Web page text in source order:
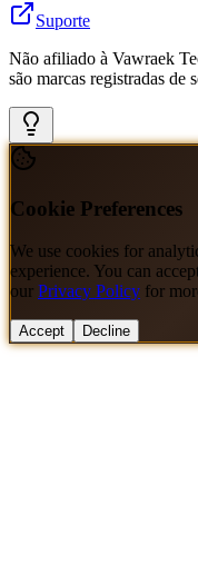
Suporte
Não afiliado à Vawraek
são marcas registradas de
Cookie Preferences
We use cookies for
experience. You can
our Privacy Policy for
Accept Decline